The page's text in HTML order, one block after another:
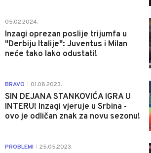
05.02.2024.
Inzagi oprezan poslije trijumfa u
"Derbiju Italije": Juventus i Milan
neće tako lako odustati!
BRAVO 01.08.2023.
SIN DEJANA STANKOVIĆA IGRA U
INTERU! Inzagi vjeruje u Srbina -
ovo je odličan znak za novu sezonu!
PROBLEMI 25.05.2023.